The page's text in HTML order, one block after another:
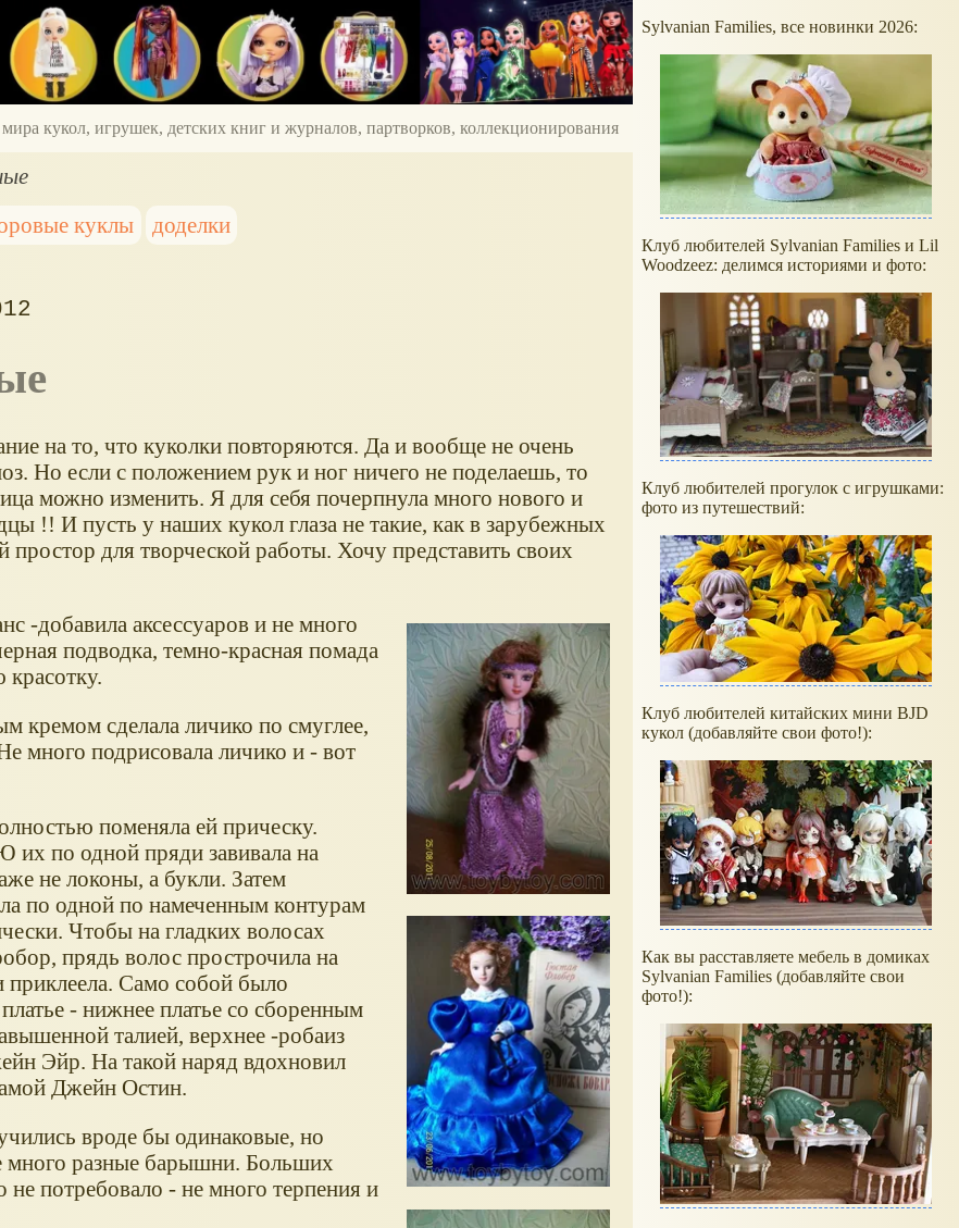
кукол, игрушек, детских книг и журналов, партворков, коллекционирования
куклы доделки
на то, что куколки повторяются. Да и вообще не очень
Но если с положением рук и ног ничего не поделаешь, то
можно изменить. Я для себя почерпнула много нового и
!! И пусть у наших кукол глаза не такие, как в зарубежных
простор для творческой работы. Хочу представить своих
-добавила аксессуаров и не много
подводка, темно-красная помада
кремом сделала личико по смуглее,
много подрисовала личико и - вот
поменяла ей прическу.
их по одной пряди завивала на
не локоны, а букли. Затем
по одной по намеченным контурам
Чтобы на гладких волосах
прядь волос прострочила на
приклеела. Само собой было
- нижнее платье со сборенным
талией, верхнее -робаиз
Эйр. На такой наряд вдохновил
Джейн Остин.
вроде бы одинаковые, но
много разные барышни. Больших
не потребовало - не много терпения и
Sylvanian Families, все новинки 2026:
Клуб любителей Sylvanian Families и Lil
Woodzeez: делимся историями и фото:
Клуб любителей прогулок с игрушками:
фото из путешествий:
Клуб любителей китайских мини BJD
кукол (добавляйте свои фото!):
Как вы расставляете мебель в домиках
Sylvanian Families (добавляйте свои
фото!):